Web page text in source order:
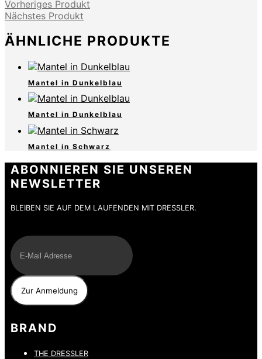
Vorheriges Produkt
Nächstes Produkt
ÄHNLICHE PRODUKTE
Mantel in Dunkelblau
Mantel in Dunkelblau
Mantel in Schwarz
ABONNIEREN SIE UNSEREN
NEWSLETTER
BLEIBEN SIE AUF DEM LAUFENDEN MIT DRESSLER.
BRAND
THE DRESSLER